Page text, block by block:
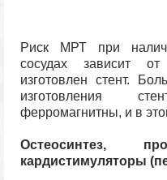
Риск МРТ при
сосудах зависит
изготовлен стент.
изготовления
ферромагнитны, и в
Остеосинтез,
кардистимуляторы